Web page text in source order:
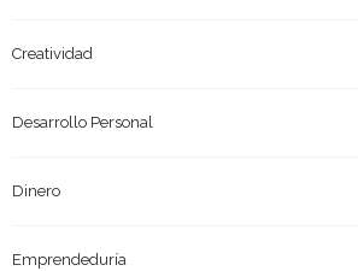
Creatividad
Desarrollo Personal
Dinero
Emprendeduría